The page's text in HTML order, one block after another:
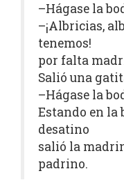
–Hágase la
–¡Albricias,
tenemos!
por falta
Salió una
–Hágase la
Estando en
desatino
salió la
padrino.